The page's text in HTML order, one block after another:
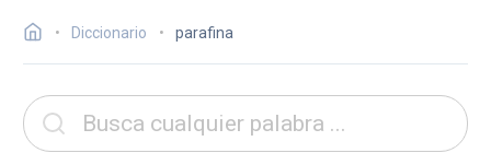
Diccionario parafina